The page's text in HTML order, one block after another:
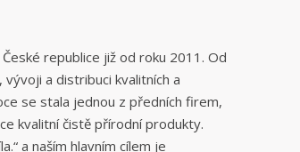
republice již od roku 2011. Od
a distribuci kvalitních a
se stala jednou z předních firem,
kvalitní čistě přírodní produkty.
a naším hlavním cílem je